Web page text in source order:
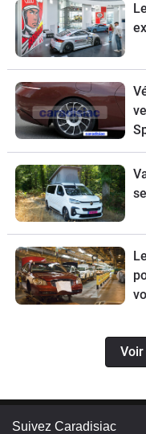
Suivez Caradisiac